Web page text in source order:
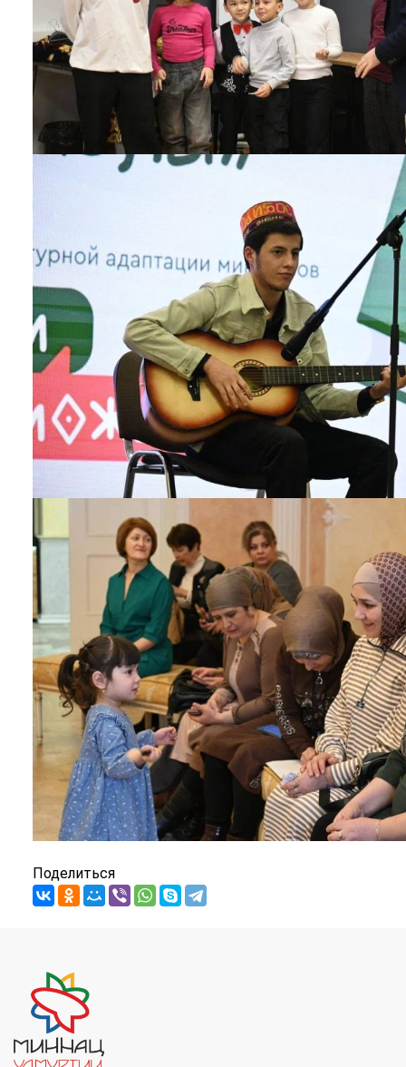
Поделиться